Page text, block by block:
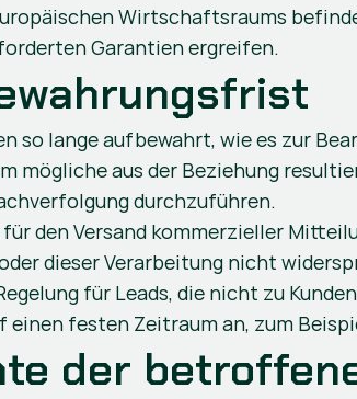
Wirtschaftsraums
Garantien ergreifen.
so lange aufbewahrt, wie es zur
mögliche aus der Beziehung
durchzuführen.
den Versand kommerzieller
dieser Verarbeitung nicht
für Leads, die nicht zu
einen festen Zeitraum an, zum
der